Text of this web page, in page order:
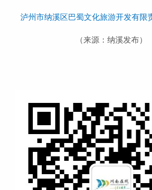
泸州市纳溪区巴蜀文化旅游开发有限
（来源：纳溪发布）